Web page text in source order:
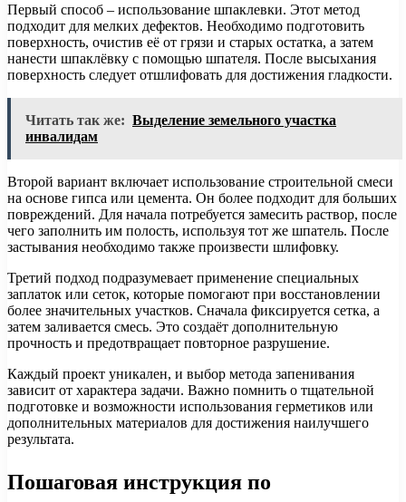
Первый способ – использование шпаклевки. Этот метод
подходит для мелких дефектов. Необходимо подготовить
поверхность, очистив её от грязи и старых остатка, а затем
нанести шпаклёвку с помощью шпателя. После высыхания
поверхность следует отшлифовать для достижения гладкости.
Читать так же: Выделение земельного участка
инвалидам
Второй вариант включает использование строительной смеси
на основе гипса или цемента. Он более подходит для больших
повреждений. Для начала потребуется замесить раствор, после
чего заполнить им полость, используя тот же шпатель. После
застывания необходимо также произвести шлифовку.
Третий подход подразумевает применение специальных
заплаток или сеток, которые помогают при восстановлении
более значительных участков. Сначала фиксируется сетка, а
затем заливается смесь. Это создаёт дополнительную
прочность и предотвращает повторное разрушение.
Каждый проект уникален, и выбор метода запенивания
зависит от характера задачи. Важно помнить о тщательной
подготовке и возможности использования герметиков или
дополнительных материалов для достижения наилучшего
результата.
Пошаговая инструкция по